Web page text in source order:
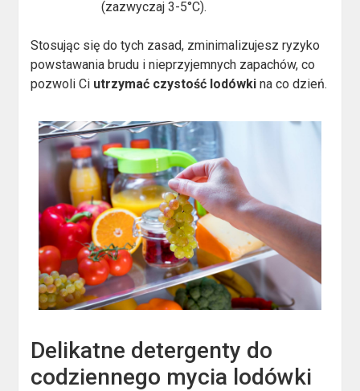
(zazwyczaj 3-5°C).
Stosując się do tych zasad, zminimalizujesz ryzyko
powstawania brudu i nieprzyjemnych zapachów, co
pozwoli Ci utrzymać czystość lodówki na co dzień.
Delikatne detergenty do
codziennego mycia lodówki